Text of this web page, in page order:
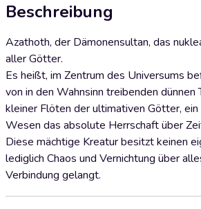
Beschreibung
Azathoth, der Dämonensultan, das
aller Götter.
Es heißt, im Zentrum des Universums
von in den Wahnsinn treibenden dünnen
kleiner Flöten der ultimativen Götter,
Wesen das absolute Herrschaft über
Diese mächtige Kreatur besitzt keinen
lediglich Chaos und Vernichtung über
Verbindung gelangt.